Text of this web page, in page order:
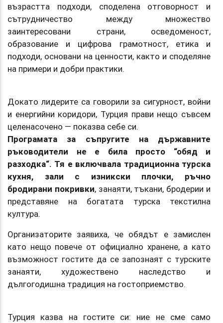
възрастта подходи, споделена отговорност и
сътрудничество между множество
заинтересовани страни, осведоменост,
образование и цифрова грамотност, етика и
подходи, основани на ценности, както и споделяне
на примери и добри практики.
Докато лидерите са говорили за сигурност, войни
и енергийни коридори, Турция прави нещо съвсем
целенасочено — показва себе си.
Програмата за съпругите на държавните
ръководители не е била просто “обяд и
разходка“. Тя е включвала традиционна турска
кухня, зали с изникски плочки, ръчно
бродирани покривки, занаяти, тъкани, бродерии и
представяне на богатата турска текстилна
култура.
Организаторите заявиха, че обядът е замислен
като нещо повече от официално хранене, а като
възможност гостите да се запознаят с турските
занаяти, художествено наследство и
дългогодишна традиция на гостоприемство.
Турция казва на гостите си: ние не сме само